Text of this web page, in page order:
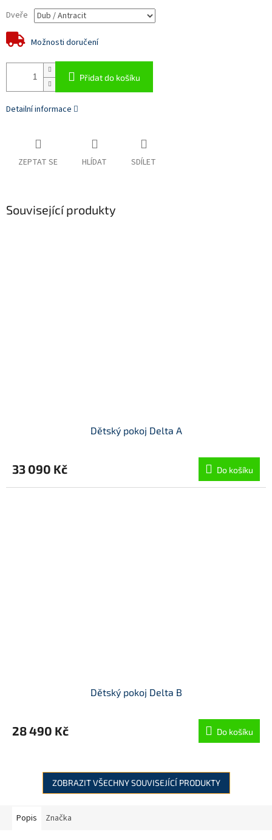
Dveře
Možnosti doručení
Přidat do košíku
Detailní informace
ZEPTAT SE HLÍDAT SDÍLET
Související produkty
Dětský pokoj Delta A
33 090 Kč Do košíku
Dětský pokoj Delta B
28 490 Kč Do košíku
ZOBRAZIT VŠECHNY SOUVISEJÍCÍ PRODUKTY
Popis Značka